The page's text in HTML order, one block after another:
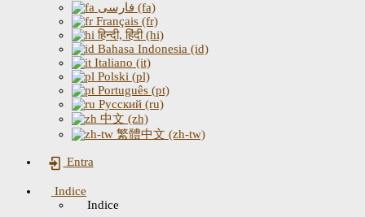
فارسی (fa)
Français (fr)
हिन्दी, हिंदी (hi)
Bahasa Indonesia (id)
Italiano (it)
Polski (pl)
Português (pt)
Русский (ru)
中文 (zh)
繁體中文 (zh-tw)
Entra
Indice
Indice